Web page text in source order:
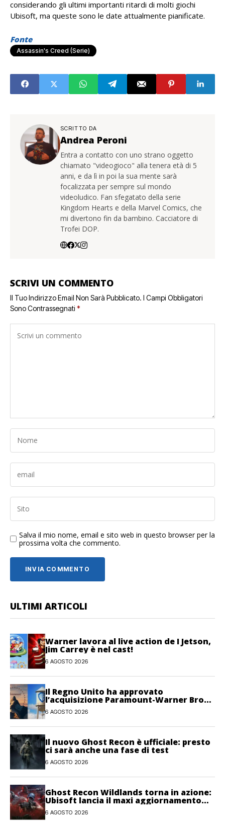
considerando gli ultimi importanti ritardi di molti giochi
Ubisoft, ma queste sono le date attualmente pianificate.
Fonte
Assassin's Creed (serie)
SCRITTO DA
Andrea Peroni
Entra a contatto con uno strano oggetto
chiamato "videogioco" alla tenera età di 5
anni, e da lì in poi la sua mente sarà
focalizzata per sempre sul mondo
videoludico. Fan sfegatato della serie
Kingdom Hearts e della Marvel Comics, che
mi divertono fin da bambino. Cacciatore di
Trofei DOP.
SCRIVI UN COMMENTO
Il Tuo Indirizzo Email Non Sarà Pubblicato. I Campi Obbligatori
Sono Contrassegnati *
Salva il mio nome, email e sito web in questo browser per la
prossima volta che commento.
ULTIMI ARTICOLI
Warner lavora al live action de I Jetson,
Jim Carrey è nel cast!
6 AGOSTO 2026
Il Regno Unito ha approvato
l’acquisizione Paramount-Warner Bros
Discovery
6 AGOSTO 2026
Il nuovo Ghost Recon è ufficiale: presto
ci sarà anche una fase di test
6 AGOSTO 2026
Ghost Recon Wildlands torna in azione:
Ubisoft lancia il maxi aggiornamento
gratuito Last Rites
6 AGOSTO 2026